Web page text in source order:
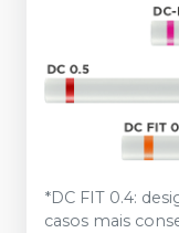
*DC FIT 0.4:
casos mais